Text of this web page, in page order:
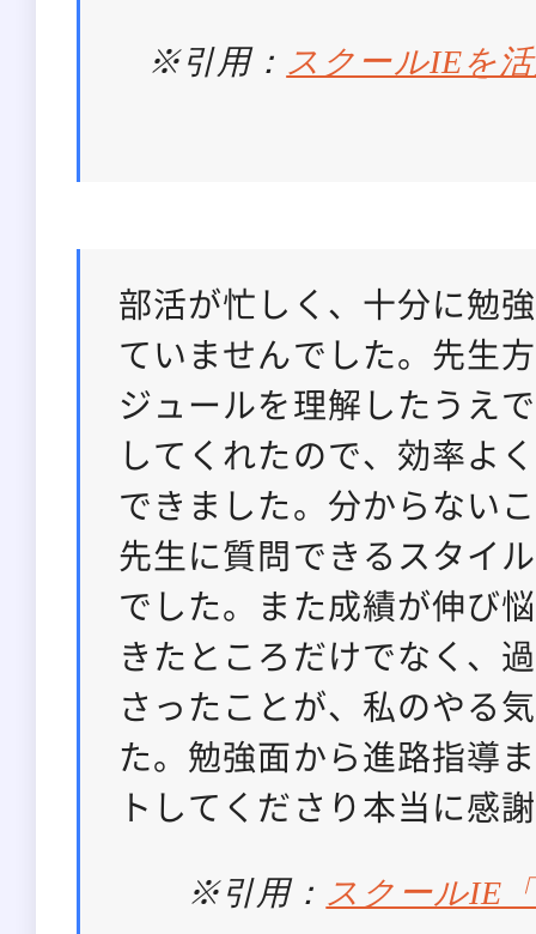
※引用： スクールIEを
部活が忙しく、十分に勉
ていませんでした。先生
ジュールを理解したうえ
してくれたので、効率よ
できました。分からない
先生に質問できるスタイ
でした。また成績が伸び
きたところだけでなく、
さったことが、私のやる
た。勉強面から進路指導
トしてくださり本当に感
※引用： スクールIE